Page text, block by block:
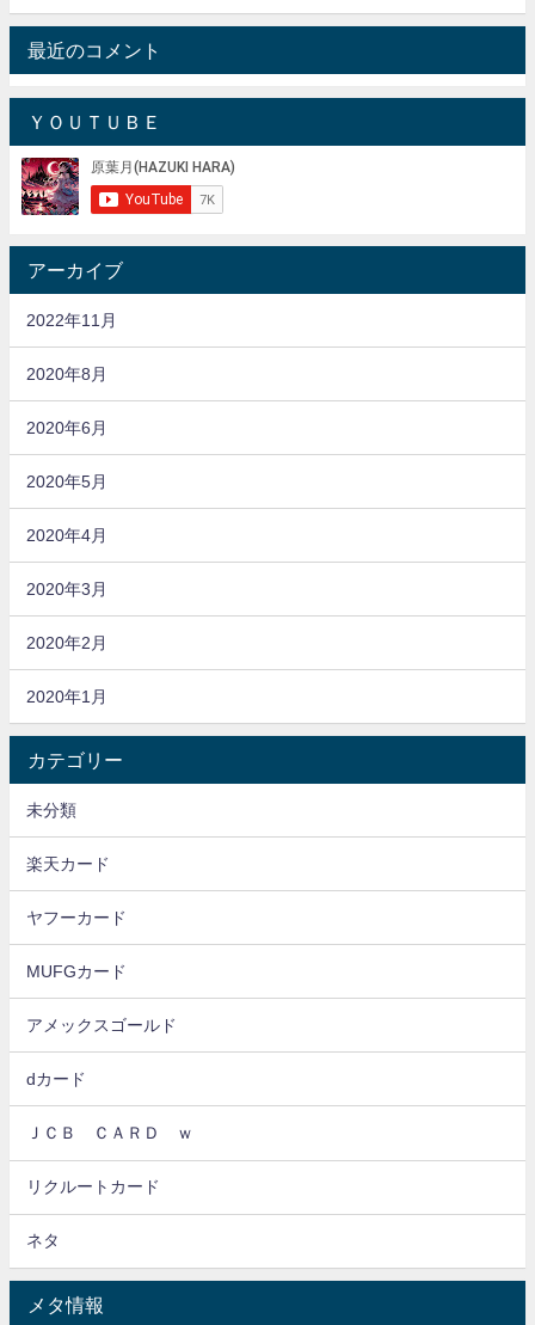
最近のコメント
ＹＯＵＴＵＢＥ
アーカイブ
2022年11月
2020年8月
2020年6月
2020年5月
2020年4月
2020年3月
2020年2月
2020年1月
カテゴリー
未分類
楽天カード
ヤフーカード
MUFGカード
アメックスゴールド
dカード
ＪＣＢ ＣＡＲＤ ｗ
リクルートカード
ネタ
メタ情報